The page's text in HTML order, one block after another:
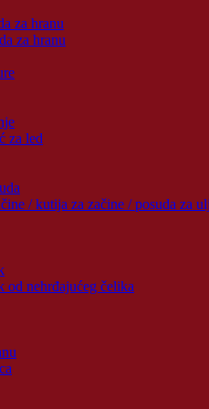
za hranu
za hranu
za led
/ kutija za začine / posuda za
od nehrđajućeg čelika